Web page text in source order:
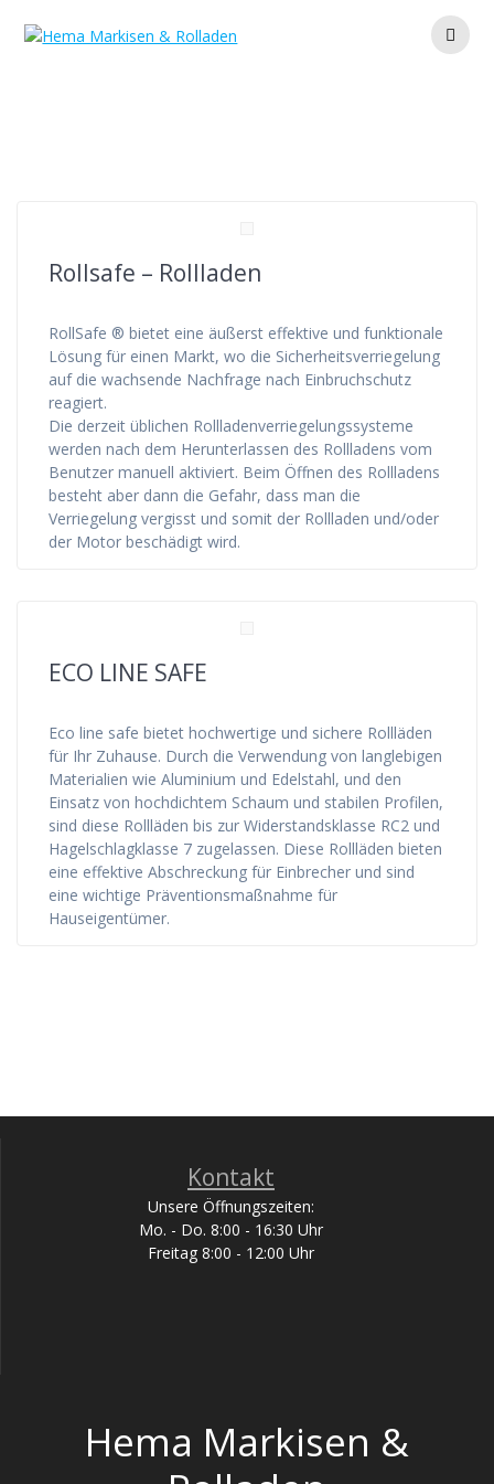
Rollsafe – Rollladen
RollSafe ® bietet eine äußerst effektive und funktionale
Lösung für einen Markt, wo die Sicherheitsverriegelung
auf die wachsende Nachfrage nach Einbruchschutz
reagiert.
Die derzeit üblichen Rollladenverriegelungssysteme
werden nach dem Herunterlassen des Rollladens vom
Benutzer manuell aktiviert. Beim Öffnen des Rollladens
besteht aber dann die Gefahr, dass man die
Verriegelung vergisst und somit der Rollladen und/oder
der Motor beschädigt wird.
ECO LINE SAFE
Eco line safe bietet hochwertige und sichere Rollläden
für Ihr Zuhause. Durch die Verwendung von langlebigen
Materialien wie Aluminium und Edelstahl, und den
Einsatz von hochdichtem Schaum und stabilen Profilen,
sind diese Rollläden bis zur Widerstandsklasse RC2 und
Hagelschlagklasse 7 zugelassen. Diese Rollläden bieten
eine effektive Abschreckung für Einbrecher und sind
eine wichtige Präventionsmaßnahme für
Hauseigentümer.
Kontakt
Unsere Öffnungszeiten:
Mo. - Do. 8:00 - 16:30 Uhr
Freitag 8:00 - 12:00 Uhr
Hema Markisen &